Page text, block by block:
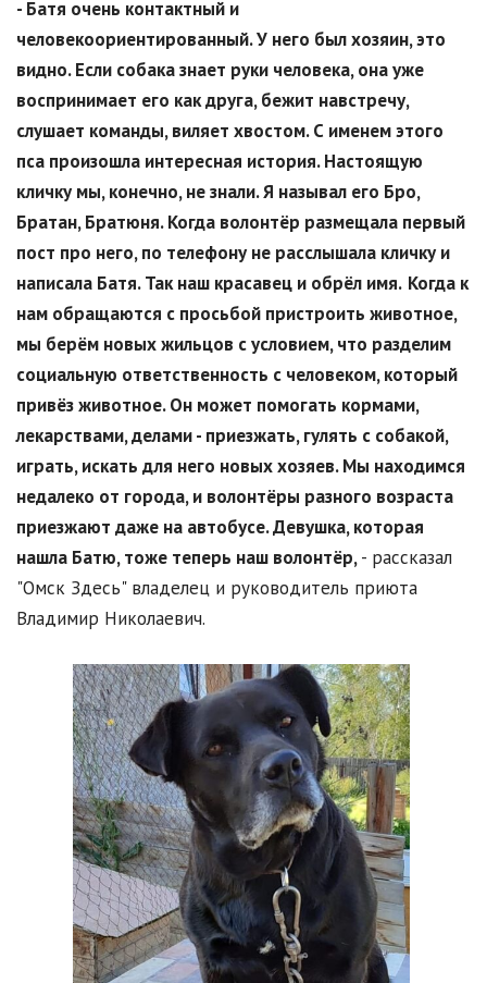
- Батя очень контактный и
человекоориентированный. У него был хозяин, это
видно. Если собака знает руки человека, она уже
воспринимает его как друга, бежит навстречу,
слушает команды, виляет хвостом. С именем этого
пса произошла интересная история. Настоящую
кличку мы, конечно, не знали. Я называл его Бро,
Братан, Братюня. Когда волонтёр размещала первый
пост про него, по телефону не расслышала кличку и
написала Батя. Так наш красавец и обрёл имя. Когда к
нам обращаются с просьбой пристроить животное,
мы берём новых жильцов с условием, что разделим
социальную ответственность с человеком, который
привёз животное. Он может помогать кормами,
лекарствами, делами - приезжать, гулять с собакой,
играть, искать для него новых хозяев. Мы находимся
недалеко от города, и волонтёры разного возраста
приезжают даже на автобусе. Девушка, которая
нашла Батю, тоже теперь наш волонтёр,- рассказал
"Омск Здесь" владелец и руководитель приюта
Владимир Николаевич.